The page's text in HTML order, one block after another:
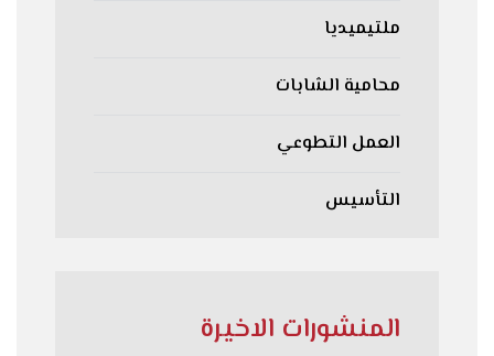
ملتيميديا
محامية الشابات
العمل التطوعي
التأسيس
المنشورات الاخيرة